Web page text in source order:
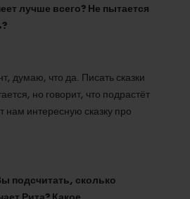
лучше всего? Не пытается
думаю, что да. Писать сказки
но говорит, что подрастёт
нам интересную сказку про
подсчитать, сколько